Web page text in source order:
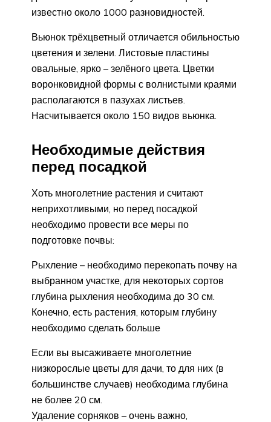
известно около 1000 разновидностей.
Вьюнок трёхцветный отличается обильностью
цветения и зелени. Листовые пластины
овальные, ярко – зелёного цвета. Цветки
воронковидной формы с волнистыми краями
располагаются в пазухах листьев.
Насчитывается около 150 видов вьюнка.
Необходимые действия
перед посадкой
Хоть многолетние растения и считают
неприхотливыми, но перед посадкой
необходимо провести все меры по
подготовке почвы:
Рыхление – необходимо перекопать почву на
выбранном участке, для некоторых сортов
глубина рыхления необходима до 30 см.
Конечно, есть растения, которым глубину
необходимо сделать больше
Если вы высаживаете многолетние
низкорослые цветы для дачи, то для них (в
большинстве случаев) необходима глубина
не более 20 см.
Удаление сорняков – очень важно,